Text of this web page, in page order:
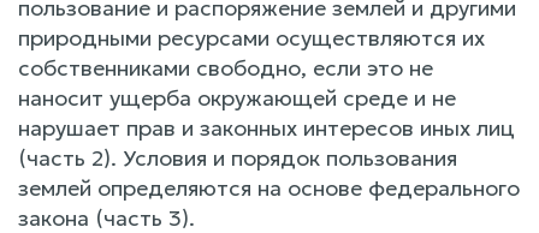
пользование и распоряжение землей и другими
природными ресурсами осуществляются их
собственниками свободно, если это не
наносит ущерба окружающей среде и не
нарушает прав и законных интересов иных лиц
(часть 2). Условия и порядок пользования
землей определяются на основе федерального
закона (часть 3).